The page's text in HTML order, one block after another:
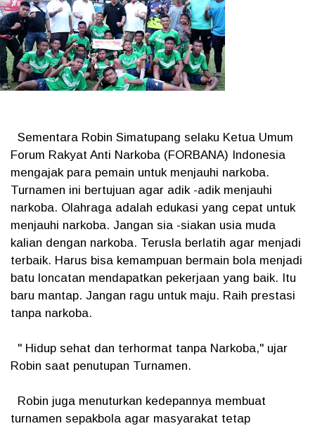
Sementara Robin Simatupang selaku Ketua Umum
Forum Rakyat Anti Narkoba (FORBANA) Indonesia
mengajak para pemain untuk menjauhi narkoba.
Turnamen ini bertujuan agar adik -adik menjauhi
narkoba. Olahraga adalah edukasi yang cepat untuk
menjauhi narkoba. Jangan sia -siakan usia muda
kalian dengan narkoba. Terusla berlatih agar menjadi
terbaik. Harus bisa kemampuan bermain bola menjadi
batu loncatan mendapatkan pekerjaan yang baik. Itu
baru mantap. Jangan ragu untuk maju. Raih prestasi
tanpa narkoba.
" Hidup sehat dan terhormat tanpa Narkoba," ujar
Robin saat penutupan Turnamen.
Robin juga menuturkan kedepannya membuat
turnamen sepakbola agar masyarakat tetap